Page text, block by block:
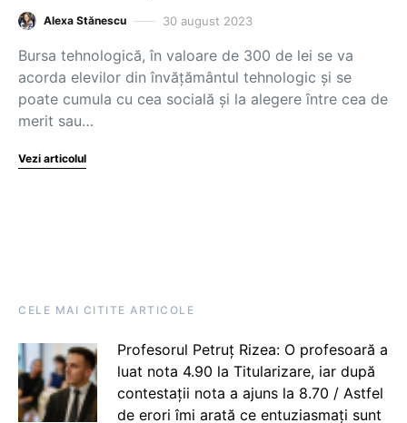
Alexa Stănescu 30 august 2023
Bursa tehnologică, în valoare de 300 de lei se va
acorda elevilor din învățământul tehnologic și se
poate cumula cu cea socială și la alegere între cea de
merit sau…
Vezi articolul
CELE MAI CITITE ARTICOLE
Profesorul Petruț Rizea: O profesoară a
luat nota 4.90 la Titularizare, iar după
contestații nota a ajuns la 8.70 / Astfel
de erori îmi arată ce entuziasmați sunt